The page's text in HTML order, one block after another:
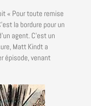
« Pour toute remise
la bordure pour un
agent. C’est un
Matt Kindt a
épisode, venant